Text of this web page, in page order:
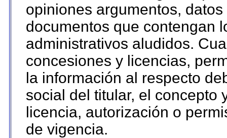
opiniones argumentos,
documentos que contengan
administrativos aludidos.
concesiones y licencias,
la información al respecto
social del titular, el concepto
licencia, autorización o
de vigencia.